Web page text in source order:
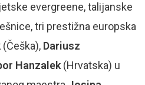
evergreene, talijanske
tri prestižna europska
(Češka), Dariusz
Hanzalek(Hrvatska) u